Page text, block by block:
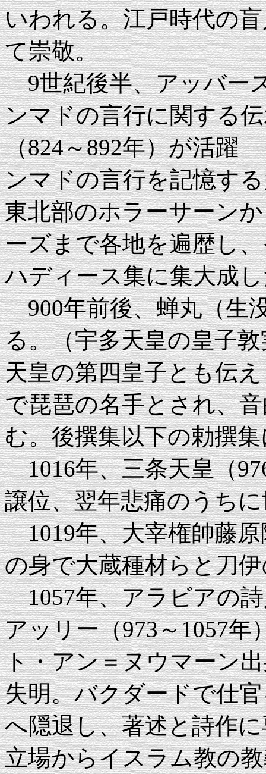
いわれる。江戸時代の
て崇敬。
9世紀後半、アッバー
ンマドの言行に関する
（824～892年）が活躍
ンマドの言行を記憶す
東北部のホラーサーン
ーズまで各地を遍歴し
ハディース集に集大成
900年前後、蝉丸（生
る。（宇多天皇の皇子
天皇の第四皇子とも伝
で琵琶の名手とされ、
む。後撰集以下の勅撰
1016年、三条天皇（
譲位、翌年悲痛のうち
1019年、大宰権帥藤原
の身で大蔵種材らと刀
1057年、アラビアの詩
アッリー（973～1057
ト・アン＝ヌウマーン
失明。バクダードで仕
へ隠退し、著述と詩作
立場からイスラム教の